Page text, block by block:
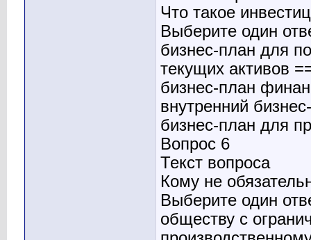
Что такое
Выберите один
бизнес-план для
текущих активов
бизнес-план
внутренний
бизнес-план для
Вопрос 6
Текст вопроса
Кому не
Выберите один
обществу с